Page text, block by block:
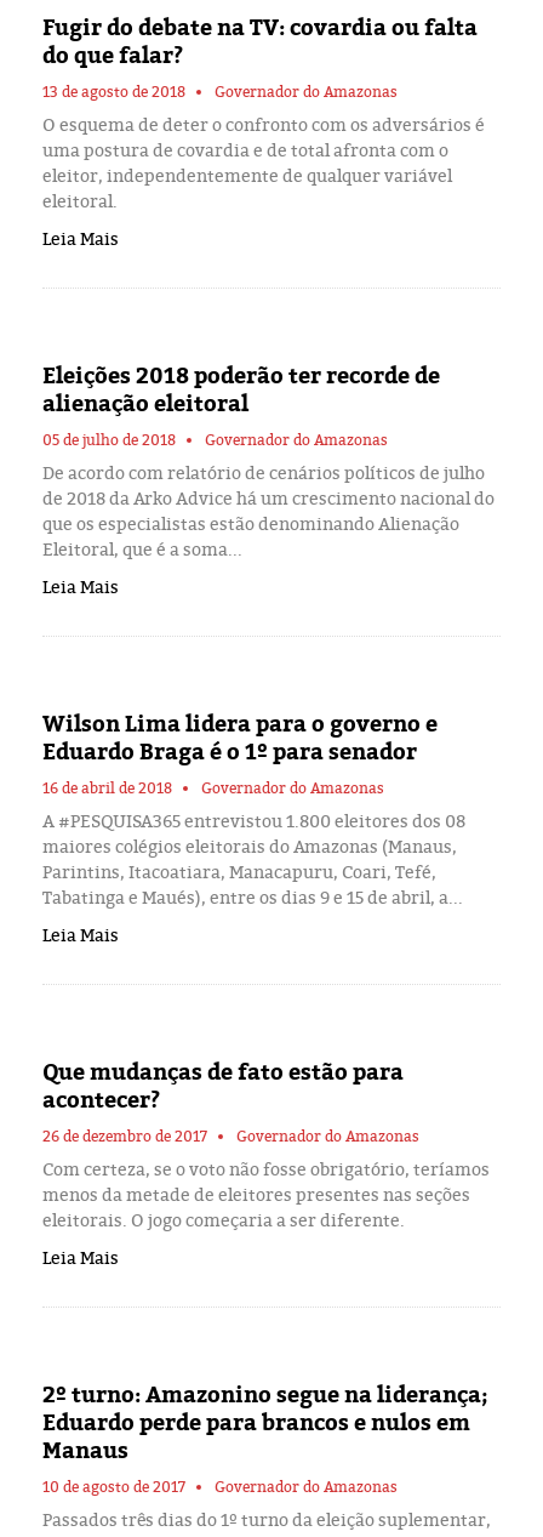
Fugir do debate na TV: covardia ou falta
do que falar?
13 de agosto de 2018 Governador do Amazonas
O esquema de deter o confronto com os adversários é
uma postura de covardia e de total afronta com o
eleitor, independentemente de qualquer variável
eleitoral.
Leia Mais
Eleições 2018 poderão ter recorde de
alienação eleitoral
05 de julho de 2018 Governador do Amazonas
De acordo com relatório de cenários políticos de julho
de 2018 da Arko Advice há um crescimento nacional do
que os especialistas estão denominando Alienação
Eleitoral, que é a soma...
Leia Mais
Wilson Lima lidera para o governo e
Eduardo Braga é o 1º para senador
16 de abril de 2018 Governador do Amazonas
A #PESQUISA365 entrevistou 1.800 eleitores dos 08
maiores colégios eleitorais do Amazonas (Manaus,
Parintins, Itacoatiara, Manacapuru, Coari, Tefé,
Tabatinga e Maués), entre os dias 9 e 15 de abril, a...
Leia Mais
Que mudanças de fato estão para
acontecer?
26 de dezembro de 2017 Governador do Amazonas
Com certeza, se o voto não fosse obrigatório, teríamos
menos da metade de eleitores presentes nas seções
eleitorais. O jogo começaria a ser diferente.
Leia Mais
2º turno: Amazonino segue na liderança;
Eduardo perde para brancos e nulos em
Manaus
10 de agosto de 2017 Governador do Amazonas
Passados três dias do 1º turno da eleição suplementar,